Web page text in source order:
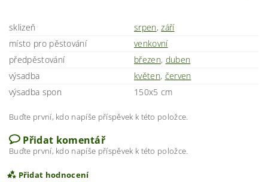
sklizeň srpen, září
místo pro pěstování
venkovní
předpěstování
březen, duben
výsadba
květen, červen
výsadba spon
150x5 cm
Buďte první, kdo napíše příspěvek k této položce.
Přidat komentář
Buďte první, kdo napíše příspěvek k této položce.
Přidat hodnocení